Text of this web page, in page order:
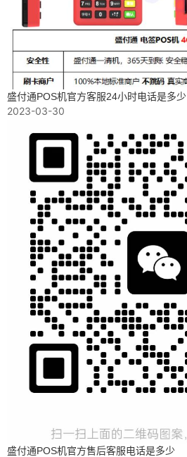
盛付通POS机官方客服24小时电话是多少
2023-03-30
盛付通POS机官方售后客服电话是多少